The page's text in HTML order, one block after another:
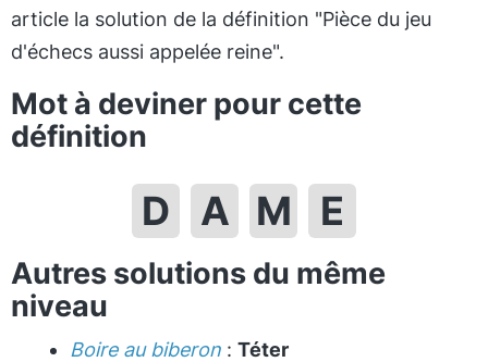
article la solution de la définition "Pièce du jeu
d'échecs aussi appelée reine".
Mot à deviner pour cette
définition
D A M E
Autres solutions du même
niveau
Boire au biberon : Téter